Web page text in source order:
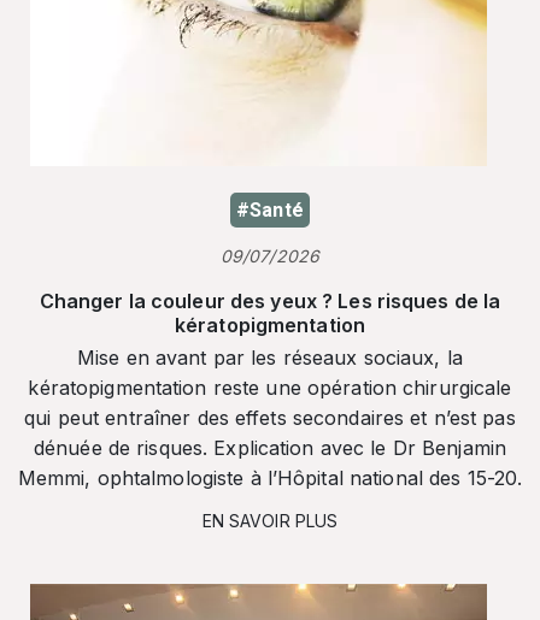
#Santé
09/07/2026
Changer la couleur des yeux ? Les risques de la
kératopigmentation
Mise en avant par les réseaux sociaux, la
kératopigmentation reste une opération chirurgicale
qui peut entraîner des effets secondaires et n’est pas
dénuée de risques. Explication avec le Dr Benjamin
Memmi, ophtalmologiste à l’Hôpital national des 15-20.
EN SAVOIR PLUS